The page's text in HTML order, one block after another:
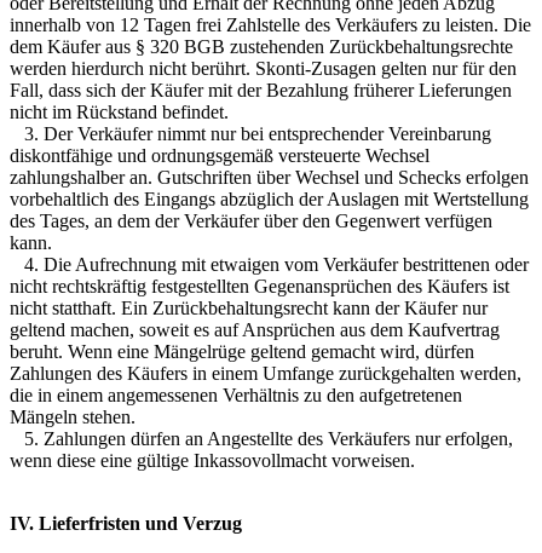
innerhalb von 12 Tagen frei Zahlstelle des Verkäufers zu leisten. Die
dem Käufer aus § 320 BGB zustehenden Zurückbehaltungsrechte
werden hierdurch nicht berührt. Skonti-Zusagen gelten nur für den
Fall, dass sich der Käufer mit der Bezahlung früherer Lieferungen
nicht im Rückstand befindet.
3. Der Verkäufer nimmt nur bei entsprechender Vereinbarung
diskontfähige und ordnungsgemäß versteuerte Wechsel
zahlungshalber an. Gutschriften über Wechsel und Schecks erfolgen
vorbehaltlich des Eingangs abzüglich der Auslagen mit Wertstellung
des Tages, an dem der Verkäufer über den Gegenwert verfügen
kann.
4. Die Aufrechnung mit etwaigen vom Verkäufer bestrittenen oder
nicht rechtskräftig festgestellten Gegenansprüchen des Käufers ist
nicht statthaft. Ein Zurückbehaltungsrecht kann der Käufer nur
geltend machen, soweit es auf Ansprüchen aus dem Kaufvertrag
beruht. Wenn eine Mängelrüge geltend gemacht wird, dürfen
Zahlungen des Käufers in einem Umfange zurückgehalten werden,
die in einem angemessenen Verhältnis zu den aufgetretenen
Mängeln stehen.
5. Zahlungen dürfen an Angestellte des Verkäufers nur erfolgen,
wenn diese eine gültige Inkassovollmacht vorweisen.
IV. Lieferfristen und Verzug